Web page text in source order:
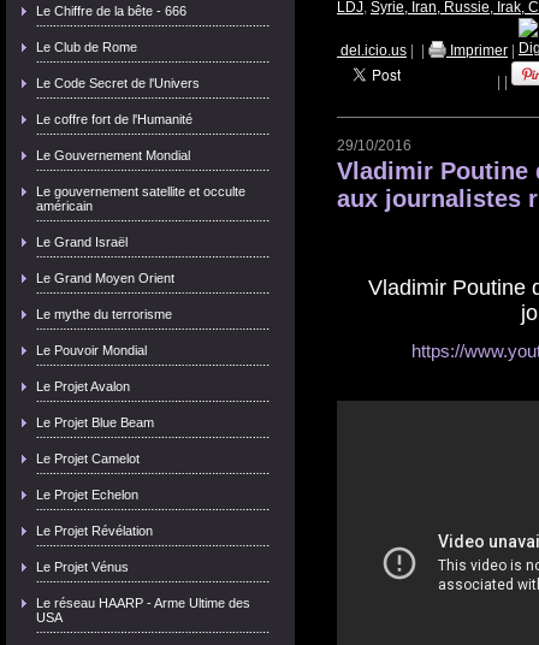
Le Chiffre de la bête - 666
Le Club de Rome
Le Code Secret de l'Univers
Le coffre fort de l'Humanité
Le Gouvernement Mondial
Le gouvernement satellite et occulte
américain
Le Grand Israël
Le Grand Moyen Orient
Le mythe du terrorisme
Le Pouvoir Mondial
Le Projet Avalon
Le Projet Blue Beam
Le Projet Camelot
Le Projet Echelon
Le Projet Révélation
Le Projet Vénus
Le réseau HAARP - Arme Ultime des
USA
LDJ, Syrie, Iran, Russie, Irak,
del.icio.us Imprimer
29/10/2016
Vladimir Poutine
aux journalistes
Vladimir Poutine
https://